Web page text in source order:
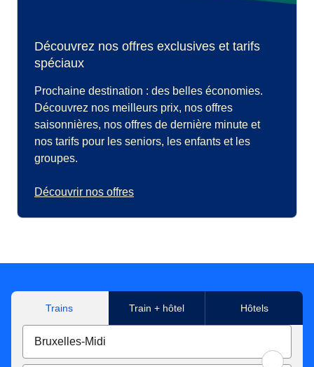
Découvrez nos offres exclusives et tarifs
spéciaux
Prochaine destination : des belles économies.
Découvrez nos meilleurs prix, nos offres
saisonnières, nos offres de dernière minute et
nos tarifs pour les seniors, les enfants et les
groupes.
Découvrir nos offres
Trains Train + hôtel Hôtels